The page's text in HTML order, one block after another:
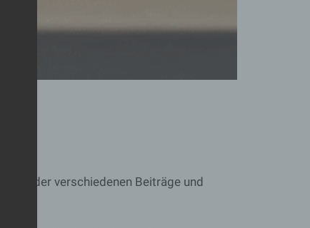
der verschiedenen Beiträge und